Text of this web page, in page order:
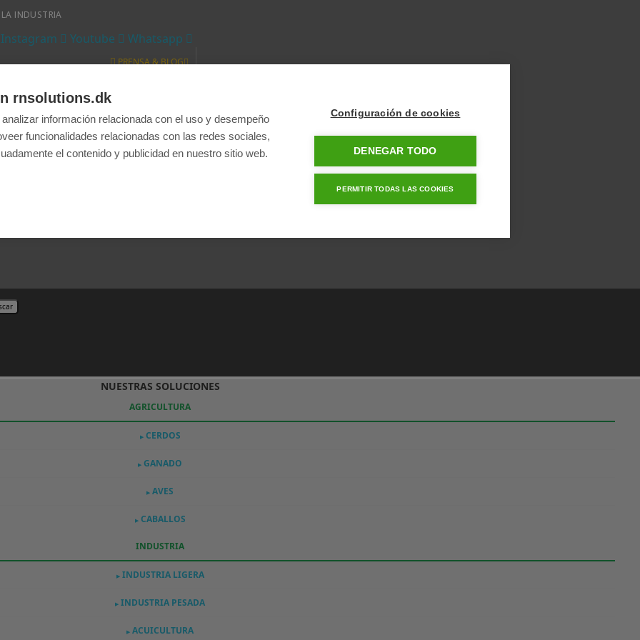
INDUSTRIA
Instagram Youtube Whatsapp
PRENSA & BLOG
ComercioPolítica de PrivacidadContáctanos
€ EUR
NUESTRAS SOLUCIONES
AGRICULTURA
▶ CERDOS
▶ GANADO
▶ AVES
▶ CABALLOS
INDUSTRIA
▶ INDUSTRIA LIGERA
▶ INDUSTRIA PESADA
▶ ACUICULTURA
rnsolutions.dk
información relacionada con el uso y desempeño
funcionalidades relacionadas con las redes sociales,
el contenido y publicidad en nuestro sitio web.
Configuración de cookies
DENEGAR TODO
PERMITIR TODAS LAS COOKIES